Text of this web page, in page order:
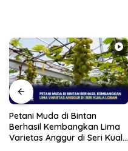
Petani Muda di Bintan
Berhasil Kembangkan Lima
Varietas Anggur di Seri Kuala